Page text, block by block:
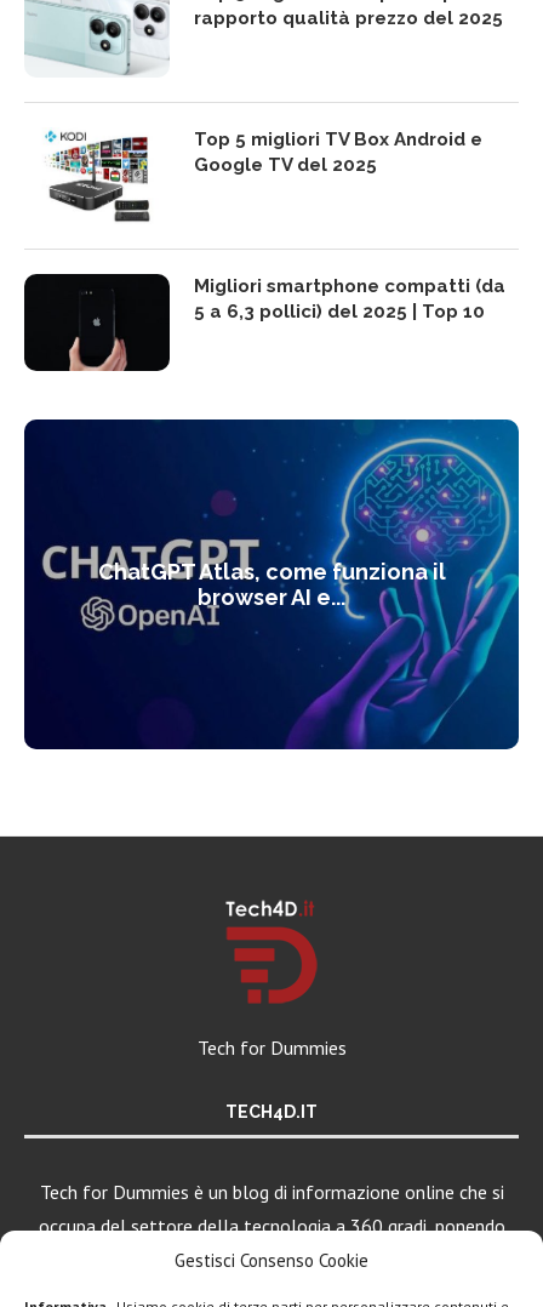
Gestisci Consenso Cookie
rapporto qualità prezzo del 2025
Top 5 migliori TV Box Android e
Google TV del 2025
Migliori smartphone compatti (da
5 a 6,3 pollici) del 2025 | Top 10
ChatGPT Atlas, come funziona il
browser AI e...
Tech for Dummies
TECH4D.IT
Tech for Dummies è un blog di informazione online che si
occupa del settore della tecnologia a 360 gradi, ponendo
una particolare attenzione al mondo Android, Apple e